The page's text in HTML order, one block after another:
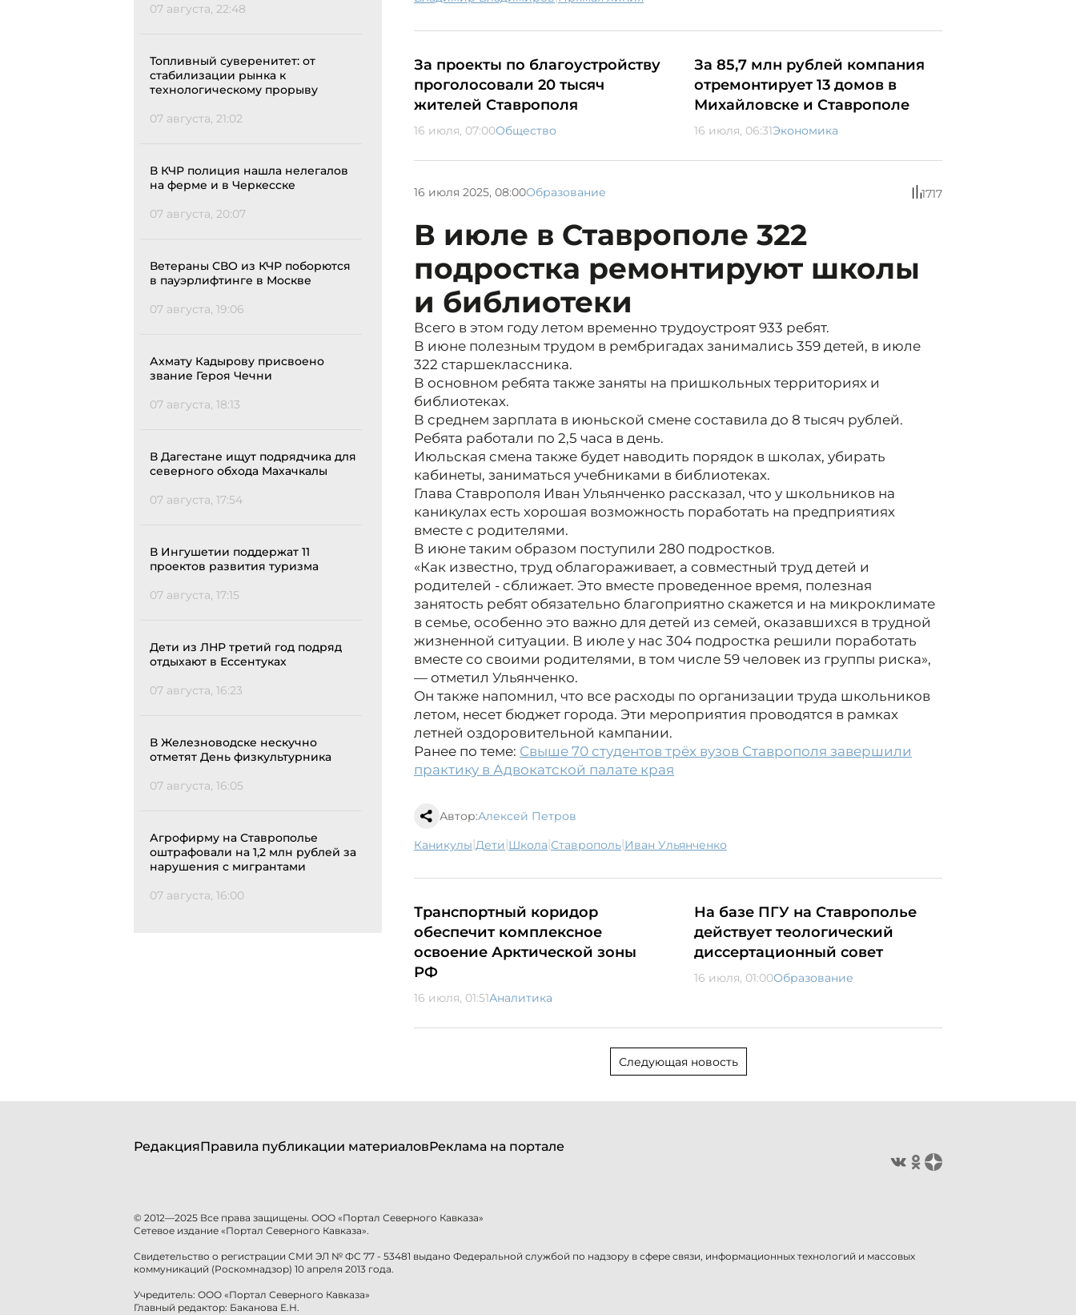
07 августа, 22:48
Топливный суверенитет: от
стабилизации рынка к
технологическому прорыву
07 августа, 21:02
В КЧР полиция нашла нелегалов
на ферме и в Черкесске
07 августа, 20:07
Ветераны СВО из КЧР поборются
в пауэрлифтинге в Москве
07 августа, 19:06
Ахмату Кадырову присвоено
звание Героя Чечни
07 августа, 18:13
В Дагестане ищут подрядчика для
северного обхода Махачкалы
07 августа, 17:54
В Ингушетии поддержат 11
проектов развития туризма
07 августа, 17:15
Дети из ЛНР третий год подряд
отдыхают в Ессентуках
07 августа, 16:23
В Железноводске нескучно
отметят День физкультурника
07 августа, 16:05
Агрофирму на Ставрополье
оштрафовали на 1,2 млн рублей за
нарушения с мигрантами
07 августа, 16:00
За проекты по благоустройству
проголосовали 20 тысяч
жителей Ставрополя
16 июля, 07:00Общество
За 85,7 млн рублей компания
отремонтирует 13 домов в
Михайловске и Ставрополе
16 июля, 06:31Экономика
16 июля 2025, 08:00Образование 1717
В июле в Ставрополе 322
подростка ремонтируют школы
и библиотеки
Всего в этом году летом временно трудоустроят 933 ребят.
В июне полезным трудом в рембригадах занимались 359 детей, в июле
322 старшеклассника.
В основном ребята также заняты на пришкольных территориях и
библиотеках.
В среднем зарплата в июньской смене составила до 8 тысяч рублей.
Ребята работали по 2,5 часа в день.
Июльская смена также будет наводить порядок в школах, убирать
кабинеты, заниматься учебниками в библиотеках.
Глава Ставрополя Иван Ульянченко рассказал, что у школьников на
каникулах есть хорошая возможность поработать на предприятиях
вместе с родителями.
В июне таким образом поступили 280 подростков.
«Как известно, труд облагораживает, а совместный труд детей и
родителей - сближает. Это вместе проведенное время, полезная
занятость ребят обязательно благоприятно скажется и на микроклимате
в семье, особенно это важно для детей из семей, оказавшихся в трудной
жизненной ситуации. В июле у нас 304 подростка решили поработать
вместе со своими родителями, в том числе 59 человек из группы риска»,
— отметил Ульянченко.
Он также напомнил, что все расходы по организации труда школьников
летом, несет бюджет города. Эти мероприятия проводятся в рамках
летней оздоровительной кампании.
Ранее по теме: Свыше 70 студентов трёх вузов Ставрополя завершили
практику в Адвокатской палате края
Автор:Алексей Петров
каникулы| дети| школа| Ставрополь| Иван Ульянченко
Транспортный коридор
обеспечит комплексное
освоение Арктической зоны
РФ
16 июля, 01:51Аналитика
На базе ПГУ на Ставрополье
действует теологический
диссертационный совет
16 июля, 01:00Образование
Следующая новость
РедакцияПравила публикации материаловРеклама на портале
© 2012—2025 Все права защищены. ООО «Портал Северного Кавказа»
Сетевое издание «Портал Северного Кавказа».
Свидетельство о регистрации СМИ ЭЛ № ФС 77 - 53481 выдано Федеральной службой по надзору в сфере связи, информационных технологий и массовых
коммуникаций (Роскомнадзор) 10 апреля 2013 года.
Учредитель: ООО «Портал Северного Кавказа»
Главный редактор: Баканова Е.Н.